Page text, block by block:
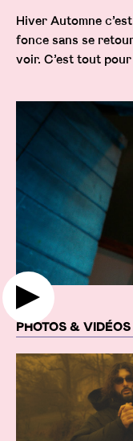
Hiver Automne
fonce sans se
voir. C’est tout
PHOTOS & VIDÉOS